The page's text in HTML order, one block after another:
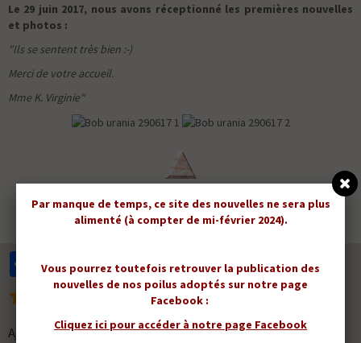
Le 29 juin 2017, nous avons réceptionné les premières nouvelles
et photos :
"Ils se sentent très bien :-)
Merci de votre accueil.
Mme K. Virginie"
votes. Moyenne5 sur 5.
Ajouter un commentaire
Par manque de temps, ce site des nouvelles ne sera plus
alimenté (à compter de mi-février 2024).
Vous pourrez toutefois retrouver la publication des
nouvelles de nos poilus adoptés sur notre page
Facebook :
Cliquez ici pour accéder à notre page Facebook